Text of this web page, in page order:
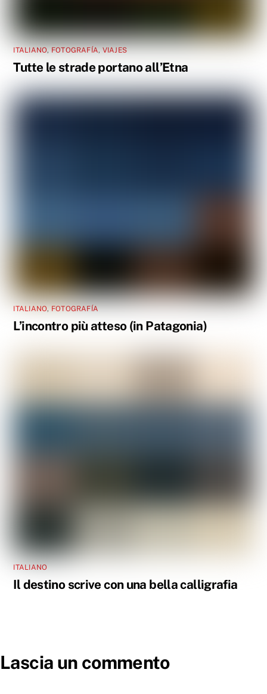
ITALIANO,FOTOGRAFÍA, VIAJES
Tutte le strade portano all’Etna
ITALIANO, FOTOGRAFÍA
L’incontro più atteso (in Patagonia)
ITALIANO
Il destino scrive con una bella calligrafia
Lascia un commento